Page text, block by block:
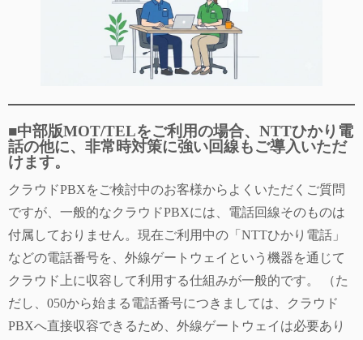
■中部版MOT/TELをご利用の場合、NTTひかり電
話の他に、非常時対策に強い回線もご導入いただ
けます。
クラウドPBXをご検討中のお客様からよくいただくご質問
ですが、一般的なクラウドPBXには、電話回線そのものは
付属しておりません。現在ご利用中の「NTTひかり電話」
などの電話番号を、外線ゲートウェイという機器を通じて
クラウド上に収容して利用する仕組みが一般的です。 （た
だし、050から始まる電話番号につきましては、クラウド
PBXへ直接収容できるため、外線ゲートウェイは必要あり